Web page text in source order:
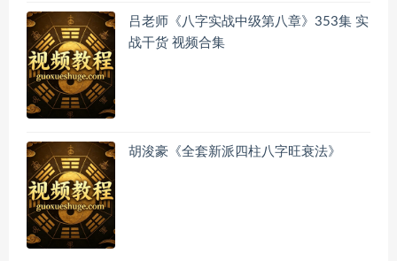
吕老师《八字实战中级第八章》353集 实
战干货 视频合集
胡浚豪《全套新派四柱八字旺衰法》